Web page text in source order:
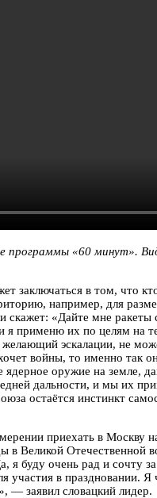
программы «60 минут».
заключаться в том, что
например, для
скажет: «Дайте мне ракеты
я применю их по целям на
эскалации, не
войны, то именно так
ядерное оружие на земле,
дальности, и мы их
остаётся инстинкт
приехать в Москву
в Великой Отечественной
я буду очень рад и сочту
участия в праздновании. Я
— заявил словацкий лидер.